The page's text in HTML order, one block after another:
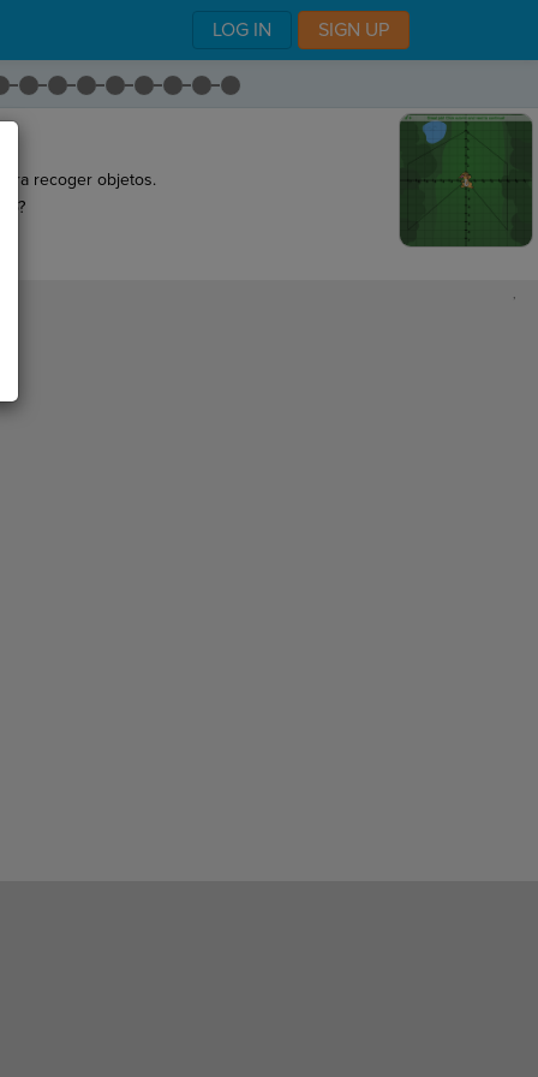
LOG IN SIGN UP
para recoger objetos.
,